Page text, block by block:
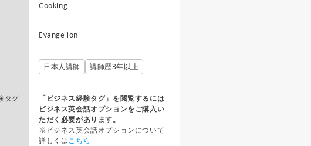
Cooking
Evangelion
日本人講師 講師歴3年以上
タグ
「ビジネス経験タグ」を閲覧するには
ビジネス英会話オプションをご購入い
ただく必要があります。
※ビジネス英会話オプションについて
詳しくはこちら